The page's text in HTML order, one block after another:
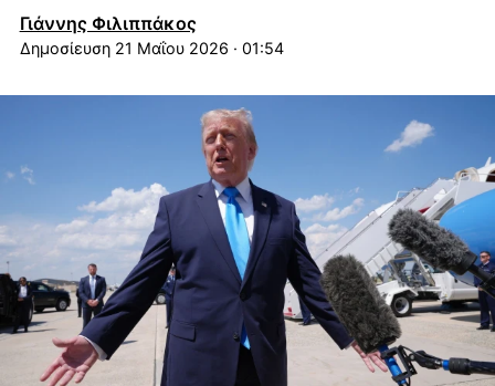
Γιάννης Φιλιππάκος
21 Μαΐου 2026 · 01:54